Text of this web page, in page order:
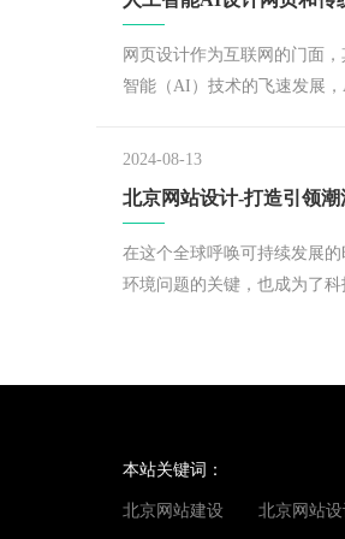
网页设计作为互联网的门面
智能（AI）技术的飞速发展
2024-08-13
在这个全球呼唤可持续发展
环境问题的关键，也成为了科
本站关键词：
北京网站建设 北京网站